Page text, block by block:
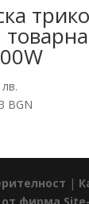
796,84 лв..
BGN
|
от фирма